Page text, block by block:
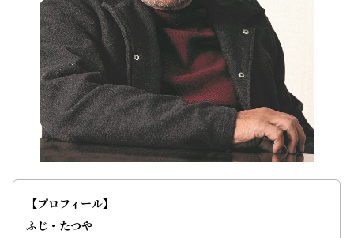
【プロフィール】
ふじ・たつや